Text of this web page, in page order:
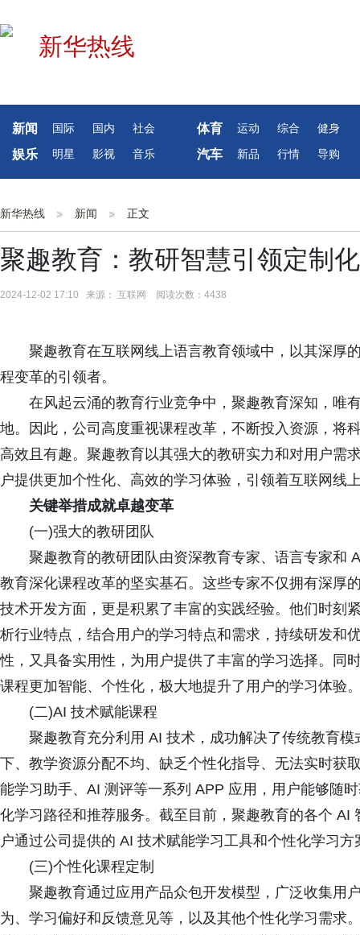
新闻 国际 国内 社会 体育 运动 综合 健身
娱乐 明星 影视 音乐 汽车 新品 行情 导购
新华热线 新闻 正文
聚趣教育：教研智慧引领定制
2024-12-02 17:10 来源： 互联网 阅读次数：4438
聚趣教育在互联网线上语言教育领域中，以其深厚
程变革的引领者。
在风起云涌的教育行业竞争中，聚趣教育深知，唯
地。因此，公司高度重视课程改革，不断投入资源，将
高效且有趣。聚趣教育以其强大的教研实力和对用户需
户提供更加个性化、高效的学习体验，引领着互联网线
关键举措成就卓越变革
(一)强大的教研团队
聚趣教育的教研团队由资深教育专家、语言专家和
教育深化课程改革的坚实基石。这些专家不仅拥有深厚
技术开发方面，更是积累了丰富的实践经验。他们时刻
析行业特点，结合用户的学习特点和需求，持续研发和
性，又具备实用性，为用户提供了丰富的学习选择。同
课程更加智能、个性化，极大地提升了用户的学习体验
(二)AI 技术赋能课程
聚趣教育充分利用 AI 技术，成功解决了传统教育模
下、教学资源分配不均、缺乏个性化指导、无法实时获
能学习助手、AI 测评等一系列 APP 应用，用户能够随
化学习路径和推荐服务。截至目前，聚趣教育的各个
户通过公司提供的 AI 技术赋能学习工具和个性化学习
(三)个性化课程定制
聚趣教育通过应用产品众包开发模型，广泛收集用
为、学习偏好和反馈意见等，以及其他个性化学习需求